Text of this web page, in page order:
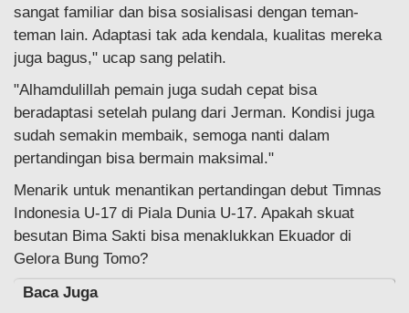
sangat familiar dan bisa sosialisasi dengan teman-
teman lain. Adaptasi tak ada kendala, kualitas mereka
juga bagus," ucap sang pelatih.
"Alhamdulillah pemain juga sudah cepat bisa
beradaptasi setelah pulang dari Jerman. Kondisi juga
sudah semakin membaik, semoga nanti dalam
pertandingan bisa bermain maksimal."
Menarik untuk menantikan pertandingan debut Timnas
Indonesia U-17 di Piala Dunia U-17. Apakah skuat
besutan Bima Sakti bisa menaklukkan Ekuador di
Gelora Bung Tomo?
Baca Juga